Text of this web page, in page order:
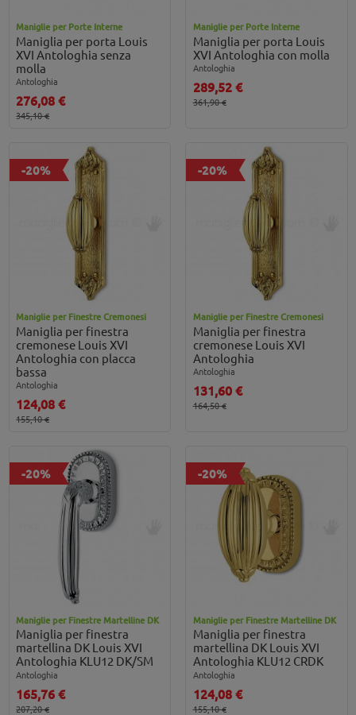
Maniglie per Porte Interne
Maniglia per porta Louis
XVI Antologhia senza
molla
Antologhia
276,08 €
345,10 €
Maniglie per Porte Interne
Maniglia per porta Louis
XVI Antologhia con molla
Antologhia
289,52 €
361,90 €
-20%
Maniglie per Finestre Cremonesi
Maniglia per finestra
cremonese Louis XVI
Antologhia con placca
bassa
Antologhia
124,08 €
155,10 €
-20%
Maniglie per Finestre Cremonesi
Maniglia per finestra
cremonese Louis XVI
Antologhia
Antologhia
131,60 €
164,50 €
-20%
Maniglie per Finestre Martelline DK
Maniglia per finestra
martellina DK Louis XVI
Antologhia KLU12 DK/SM
Antologhia
165,76 €
207,20 €
-20%
Maniglie per Finestre Martelline DK
Maniglia per finestra
martellina DK Louis XVI
Antologhia KLU12 CRDK
Antologhia
124,08 €
155,10 €